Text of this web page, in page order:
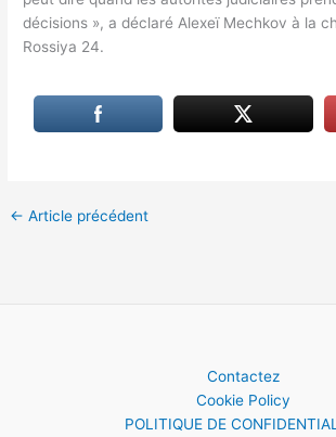
décisions », a déclaré Alexeï Mechkov à la
Rossiya 24.
← Article précédent
Contactez
Cookie Policy
POLITIQUE DE